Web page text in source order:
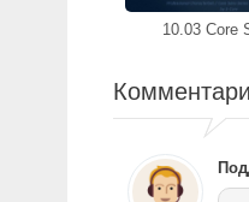
10.03 Core